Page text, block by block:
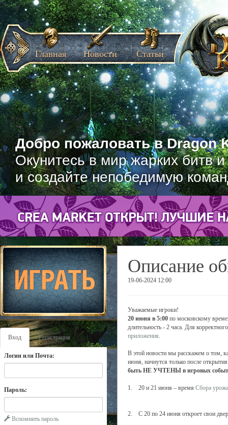
Добро пожаловать в Dragon
Окунитесь в мир жарких битв
и создайте непобедимую
Главная Новости Статьи
Вход Регистрация
Логин или Почта:
Пароль:
Вспомнить пароль
Описание
19-06-2024 12:00
Уважаемые игроки!
20 июня в 5:00 по московскому
длительность - 2 часа. Для
приложения.
В этой новости мы расскажем о том,
июня, начнутся только после
быть НЕ УЧТЕНЫ в игровых
1. 20 и 21 июня – время Сбора
2. С 20 по 24 июня откроет свои